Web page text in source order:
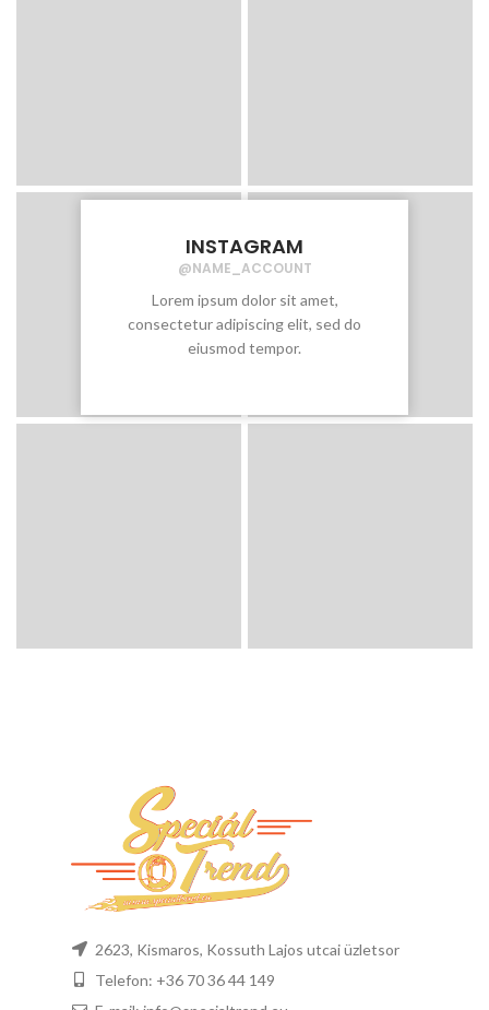
INSTAGRAM
@NAME_ACCOUNT
Lorem ipsum dolor sit amet,
consectetur adipiscing elit, sed do
eiusmod tempor.
2623, Kismaros, Kossuth Lajos utcai üzletsor
Telefon: +36 70 36 44 149